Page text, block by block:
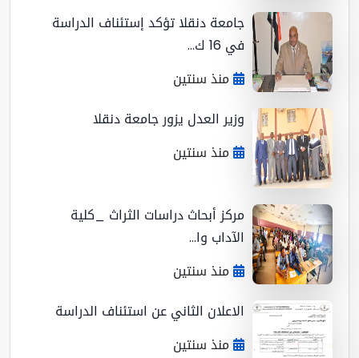
جامعة دنقلا تؤكد إستئناف الدراسة
في 16 ك...
منذ سنتين
وزير العدل يزور جامعة دنقلا
منذ سنتين
مركز أبحاث دراسات الثراث _كلية
الآداب وا...
منذ سنتين
الاعلان الثاني عن استئناف الدراسة
منذ سنتين